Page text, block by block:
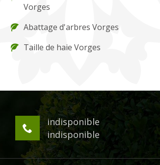
Vorges
Abattage d'arbres Vorges
Taille de haie Vorges
indisponible
indisponible